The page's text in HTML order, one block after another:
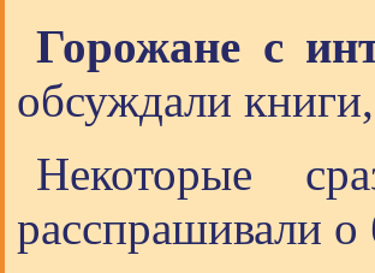
Горожане с
обсуждали
Некоторые
расспрашивали